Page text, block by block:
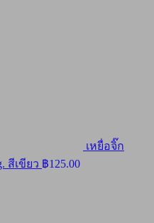
เหยื่อจิ๊ก
สีเขียว ฿125.00